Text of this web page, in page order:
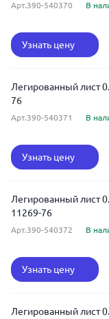
Арт.390-540370 В
Узнать цену
Легированный лист
76
Арт.390-540371 В
Узнать цену
Легированный лист
11269-76
Арт.390-540372 В
Узнать цену
Легированный лист